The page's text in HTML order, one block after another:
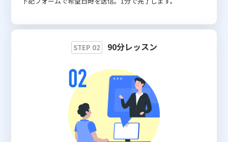
STEP 02 90分レッスン